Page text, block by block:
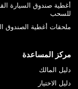
أغطية صندوق السيارة
للسحب
ملحقات أغطية الصندوق
مركز المساعدة
دليل المالك
دليل الاختيار